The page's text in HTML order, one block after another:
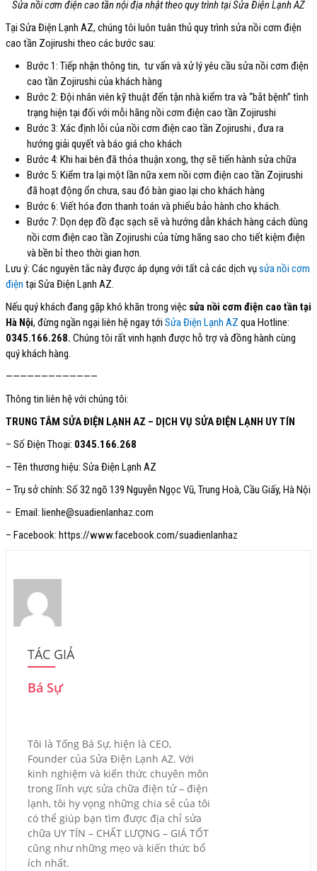
Sửa nồi cơm điện cao tần nội địa nhật theo quy trình tại Sửa Điện Lạnh AZ
Tại Sửa Điện Lạnh AZ, chúng tôi luôn tuân thủ quy trình sửa nồi cơm điện
cao tần Zojirushi theo các bước sau:
Bước 1: Tiếp nhận thông tin, tư vấn và xử lý yêu cầu sửa nồi cơm điện
cao tần Zojirushi của khách hàng
Bước 2: Đội nhân viên kỹ thuật đến tận nhà kiểm tra và “bắt bệnh” tình
trạng hiện tại đối với mỗi hãng nồi cơm điện cao tần Zojirushi
Bước 3: Xác định lỗi của nồi cơm điện cao tần Zojirushi , đưa ra
hướng giải quyết và báo giá cho khách
Bước 4: Khi hai bên đã thỏa thuận xong, thợ sẽ tiến hành sửa chữa
Bước 5: Kiểm tra lại một lần nữa xem nồi cơm điện cao tần Zojirushi
đã hoạt động ổn chưa, sau đó bàn giao lại cho khách hàng
Bước 6: Viết hóa đơn thanh toán và phiếu bảo hành cho khách.
Bước 7: Dọn dẹp đồ đạc sạch sẽ và hướng dẫn khách hàng cách dùng
nồi cơm điện cao tần Zojirushi của từng hãng sao cho tiết kiệm điện
và bền bỉ theo thời gian hơn.
Lưu ý: Các nguyên tắc này được áp dụng với tất cả các dịch vụsửa nồi cơm
điện tại Sửa Điện Lạnh AZ.
Nếu quý khách đang gặp khó khăn trong việc sửa nồi cơm điện cao tần tại
Hà Nội, đừng ngần ngại liên hệ ngay tới Sửa Điện Lạnh AZ qua Hotline:
0345.166.268. Chúng tôi rất vinh hạnh được hỗ trợ và đồng hành cùng
quý khách hàng.
—————————————
Thông tin liên hệ với chúng tôi:
TRUNG TÂM SỬA ĐIỆN LẠNH AZ – DỊCH VỤ SỬA ĐIỆN LẠNH UY TÍN
– Số Điện Thoại: 0345.166.268
– Tên thương hiệu: Sửa Điện Lạnh AZ
– Trụ sở chính: Số 32 ngõ 139 Nguyễn Ngọc Vũ, Trung Hoà, Cầu Giấy, Hà Nội
– Email: lienhe@suadienlanhaz.com
– Facebook: https://www.facebook.com/suadienlanhaz
TÁC GIẢ
Bá Sự
Tôi là Tống Bá Sự, hiện là CEO,
Founder của Sửa Điện Lạnh AZ. Với
kinh nghiệm và kiến thức chuyên môn
trong lĩnh vực sửa chữa điện tử – điện
lạnh, tôi hy vọng những chia sẻ của tôi
có thể giúp bạn tìm được địa chỉ sửa
chữa UY TÍN – CHẤT LƯỢNG – GIÁ TỐT
cũng như những mẹo và kiến thức bổ
ích nhất.